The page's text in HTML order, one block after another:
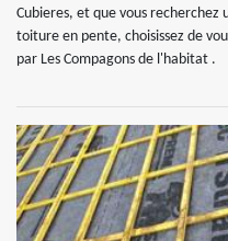
Cubieres, et que vous
toiture en pente, choisissez de
par Les Compagons de l'habitat .